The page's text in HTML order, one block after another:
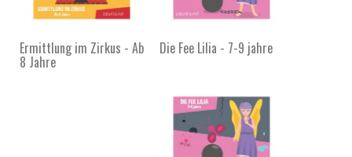
Ermittlung im Zirkus - Ab
8 Jahre
Die Fee Lilia - 7-9 jahre